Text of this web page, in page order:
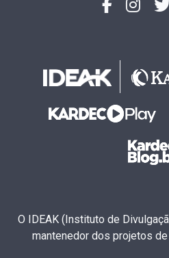
O IDEAK (Instituto de
mantenedor dos projetos